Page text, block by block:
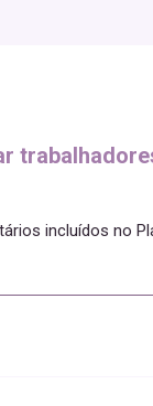
incluídos no